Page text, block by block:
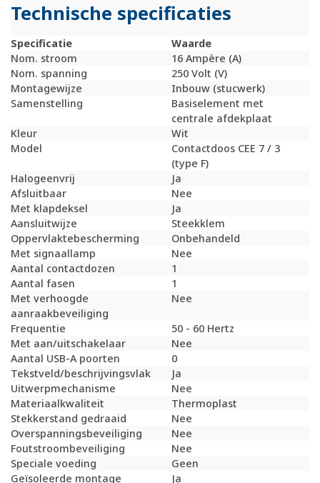
Technische specificaties
Specificatie
Waarde
Nom. stroom
16 Ampère (A)
Nom. spanning
250 Volt (V)
Montagewijze
Inbouw (stucwerk)
Samenstelling
Basiselement met
centrale afdekplaat
Kleur
Wit
Model
Contactdoos CEE 7 / 3
(type F)
Halogeenvrij
Ja
Afsluitbaar
Nee
Met klapdeksel
Ja
Aansluitwijze
Steekklem
Oppervlaktebescherming
Onbehandeld
Met signaallamp
Nee
Aantal contactdozen
1
Aantal fasen
1
Met verhoogde
aanraakbeveiliging
Nee
Frequentie
50 - 60 Hertz
Met aan/uitschakelaar
Nee
Aantal USB-A poorten
0
Tekstveld/beschrijvingsvlak
Ja
Uitwerpmechanisme
Nee
Materiaalkwaliteit
Thermoplast
Stekkerstand gedraaid
Nee
Overspanningsbeveiliging
Nee
Foutstroombeveiliging
Nee
Speciale voeding
Geen
Geïsoleerde montage
Ja